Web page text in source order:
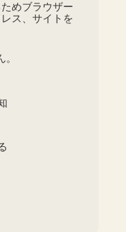
めブラウザー
ス、サイトを